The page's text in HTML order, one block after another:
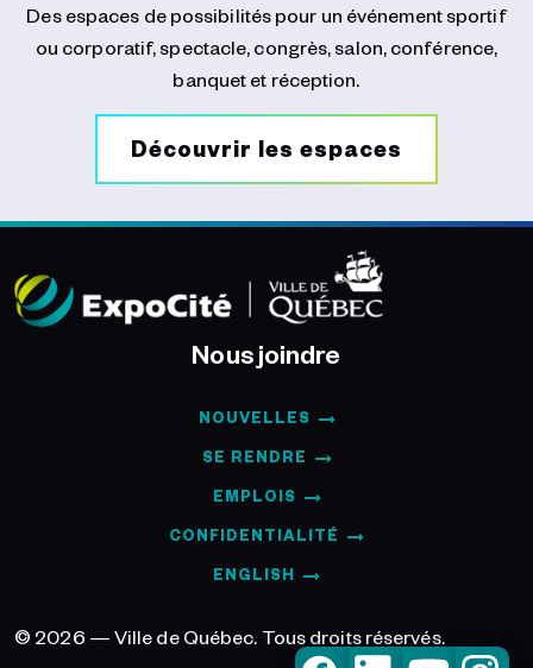
Des espaces de possibilités pour un événement sportif
ou corporatif, spectacle, congrès, salon, conférence,
banquet et réception.
Découvrir les espaces
Nous joindre
NOUVELLES
SE RENDRE
EMPLOIS
CONFIDENTIALITÉ
ENGLISH
© 2026 — Ville de Québec. Tous droits réservés.